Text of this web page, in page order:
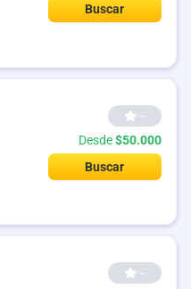
Buscar
--
Desde$50.000
Buscar
--